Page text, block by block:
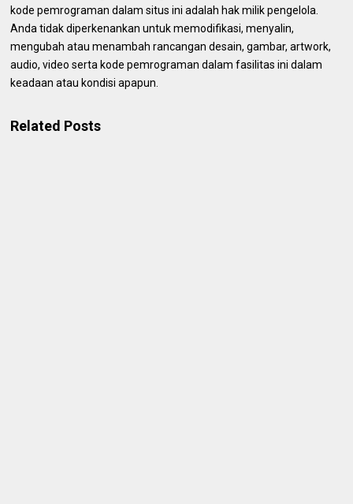
kode pemrograman dalam situs ini adalah hak milik pengelola.
Anda tidak diperkenankan untuk memodifikasi, menyalin,
mengubah atau menambah rancangan desain, gambar, artwork,
audio, video serta kode pemrograman dalam fasilitas ini dalam
keadaan atau kondisi apapun.
Related Posts